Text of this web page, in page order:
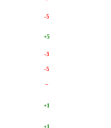
-5
+5
-3
-5
–
+1
+1